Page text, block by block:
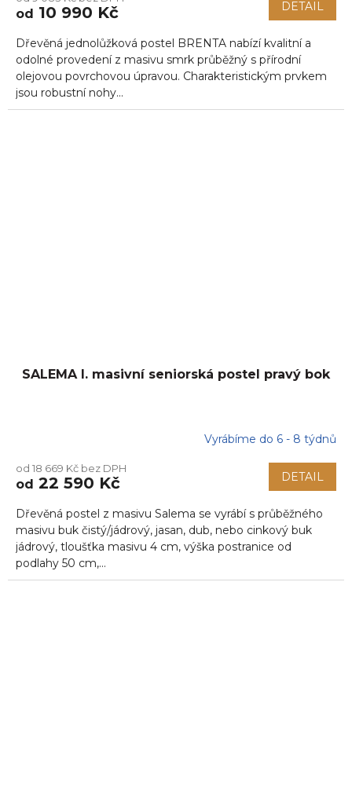
od 10 990 Kč DETAIL
Dřevěná jednolůžková postel BRENTA nabízí kvalitní a
odolné provedení z masivu smrk průběžný s přírodní
olejovou povrchovou úpravou. Charakteristickým prvkem
jsou robustní nohy...
SALEMA I. masivní seniorská postel pravý bok
Vyrábíme do 6 - 8 týdnů
od 18 669 Kč bez DPH
od 22 590 Kč DETAIL
Dřevěná postel z masivu Salema se vyrábí s průběžného
masivu buk čistý/jádrový, jasan, dub, nebo cinkový buk
jádrový, tloušťka masivu 4 cm, výška postranice od
podlahy 50 cm,...